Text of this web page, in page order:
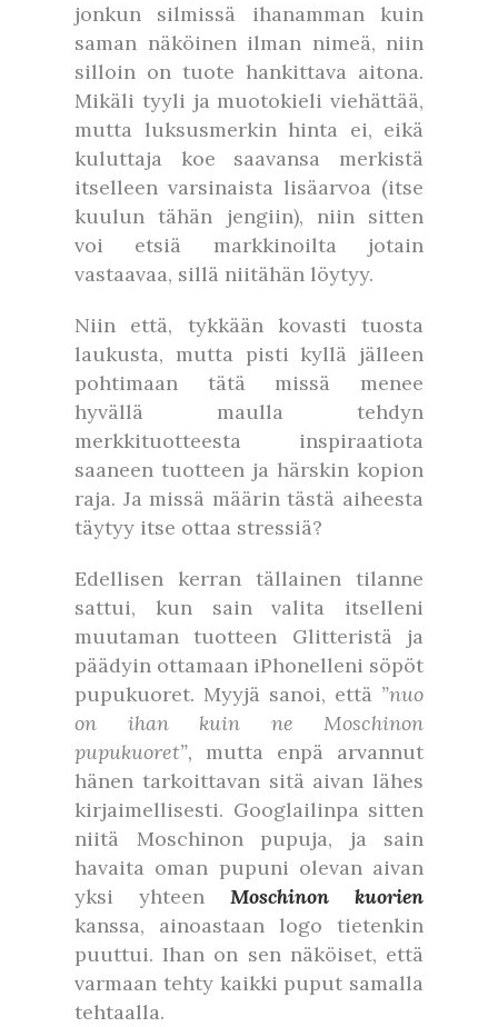
jonkun silmissä ihanamman kuin
saman näköinen ilman nimeä, niin
silloin on tuote hankittava aitona.
Mikäli tyyli ja muotokieli viehättää,
mutta luksusmerkin hinta ei, eikä
kuluttaja koe saavansa merkistä
itselleen varsinaista lisäarvoa (itse
kuulun tähän jengiin), niin sitten
voi etsiä markkinoilta jotain
vastaavaa, sillä niitähän löytyy.
Niin että, tykkään kovasti tuosta
laukusta, mutta pisti kyllä jälleen
pohtimaan tätä missä menee
hyvällä maulla tehdyn
merkkituotteesta inspiraatiota
saaneen tuotteen ja härskin kopion
raja. Ja missä määrin tästä aiheesta
täytyy itse ottaa stressiä?
Edellisen kerran tällainen tilanne
sattui, kun sain valita itselleni
muutaman tuotteen Glitteristä ja
päädyin ottamaan iPhonelleni söpöt
pupukuoret. Myyjä sanoi, että ”nuo
on ihan kuin ne Moschinon
pupukuoret”, mutta enpä arvannut
hänen tarkoittavan sitä aivan lähes
kirjaimellisesti. Googlailinpa sitten
niitä Moschinon pupuja, ja sain
havaita oman pupuni olevan aivan
yksi yhteen Moschinon kuorien
kanssa, ainoastaan logo tietenkin
puuttui. Ihan on sen näköiset, että
varmaan tehty kaikki puput samalla
tehtaalla.